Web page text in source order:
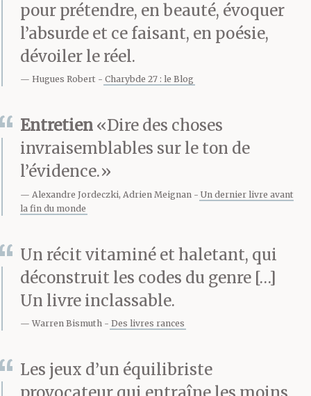
pour prétendre, en beauté, évoquer
l’absurde et ce faisant, en poésie,
dévoiler le réel.
Hugues Robert Charybde 27 : le Blog
Entretien «Dire des choses
invraisemblables sur le ton de
l’évidence.»
Alexandre Jordeczki, Adrien Meignan
Un dernier livre avant
la fin du monde
Un récit vitaminé et haletant, qui
déconstruit les codes du genre […]
Un livre inclassable.
Warren Bismuth Des livres rances
Les jeux d’un équilibriste